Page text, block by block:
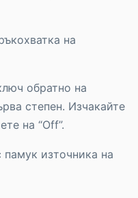
на
обратно на
степен. Изчакайте
на “Off”.
източника на